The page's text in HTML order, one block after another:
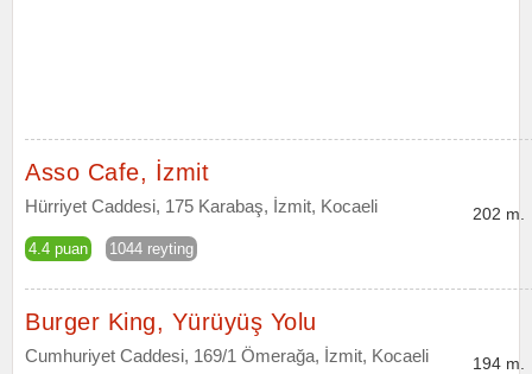
Asso Cafe, İzmit
Hürriyet Caddesi, 175 Karabaş, İzmit, Kocaeli
4.4 puan 1044 reyting
202 m.
Burger King, Yürüyüş Yolu
Cumhuriyet Caddesi, 169/1 Ömerağa, İzmit, Kocaeli 194 m.